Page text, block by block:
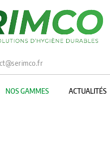
NOS GAMMES ACTUALITÉS